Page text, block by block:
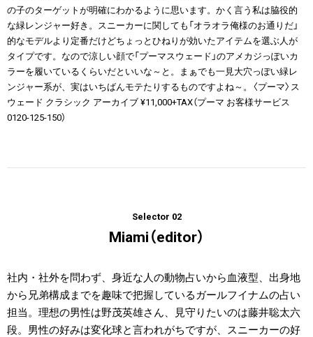
の子のターゲットが明確にわかるように思います。かく言う私は脇役的
な緑レンジャー好き。スニーカーに関しても「オラオラ俺様のお通りだ」
的なモデルより定番だけどちょっとひねりが効いたアイテムを選ぶ人が
タイプです。なので涼しい顔で「プーマスウェード」のアメカジっぽいカ
ラーを履いているくらいだといいな～と。まぁでも一見大穴っぽい緑レ
ンジャー系が、実はいちばんモテたりするものですよね～。〈プーマ〉ス
ウェード クラシック アーカイブ ¥11,000+TAX（プーマ お客様サービス
0120-125-150）
Selector 02
Miami（editor）
社内・社外を問わず、身近な人の動物占いから血液型、出身地
から兄弟構成までを趣味で把握しているガールフイナムの占い
担当。理想の男性は野茂英雄さん、見守りたいのは藤井聡太六
段。男性の好みは変化球と言われがちですが、スニーカーの好